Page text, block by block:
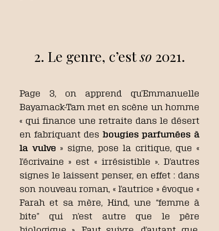
2. Le genre, c’estso 2021.
Page 3, on apprend qu’Emmanuelle
Bayamack-Tam met en scène un homme
« qui finance une retraite dans le désert
en fabriquant des bougies parfumées à
la vulve » signe, pose la critique, que «
l’écrivaine » est « irrésistible ». D’autres
signes le laissent penser, en effet : dans
son nouveau roman, « l’autrice » évoque «
Farah et sa mère, Hind, une “femme à
bite” qui n’est autre que le père